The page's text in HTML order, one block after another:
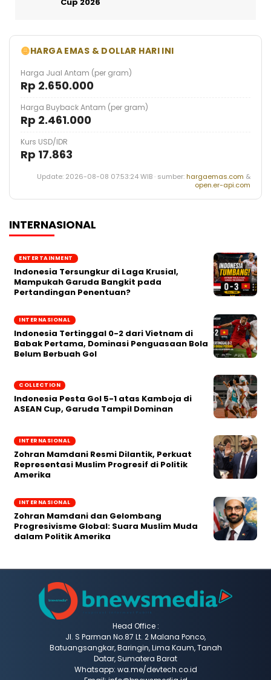
HARGA EMAS & DOLLAR HARI INI
Harga Jual Antam (per gram)
Rp 2.650.000
Harga Buyback Antam (per gram)
Rp 2.461.000
Kurs USD/IDR
Rp 17.863
Update: 2026-08-08 07:53:24 WIB · sumber: hargaemas.com &
open.er-api.com
INTERNASIONAL
ENTERTAINMENT
Indonesia Tersungkur di Laga Krusial,
Mampukah Garuda Bangkit pada
Pertandingan Penentuan?
INTERNASIONAL
Indonesia Tertinggal 0-2 dari Vietnam di
Babak Pertama, Dominasi Penguasaan Bola
Belum Berbuah Gol
COLLECTION
Indonesia Pesta Gol 5-1 atas Kamboja di
ASEAN Cup, Garuda Tampil Dominan
INTERNASIONAL
Zohran Mamdani Resmi Dilantik, Perkuat
Representasi Muslim Progresif di Politik
Amerika
INTERNASIONAL
Zohran Mamdani dan Gelombang
Progresivisme Global: Suara Muslim Muda
dalam Politik Amerika
Head Office :
Jl. S Parman No.87 Lt. 2 Malana Ponco,
Batuangsangkar, Baringin, Lima Kaum, Tanah
Datar, Sumatera Barat
Whatsapp: wa.me/devtech.co.id